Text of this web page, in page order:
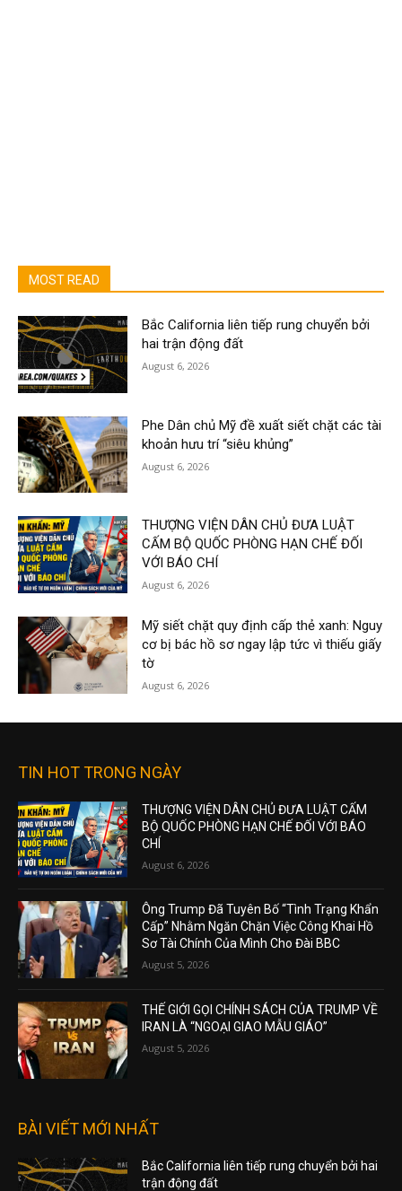
MOST READ
Bắc California liên tiếp rung chuyển bởi
hai trận động đất
August 6, 2026
Phe Dân chủ Mỹ đề xuất siết chặt các tài
khoản hưu trí “siêu khủng”
August 6, 2026
THƯỢNG VIỆN DÂN CHỦ ĐƯA LUẬT
CẤM BỘ QUỐC PHÒNG HẠN CHẾ ĐỐI
VỚI BÁO CHÍ
August 6, 2026
Mỹ siết chặt quy định cấp thẻ xanh: Nguy
cơ bị bác hồ sơ ngay lập tức vì thiếu giấy
tờ
August 6, 2026
TIN HOT TRONG NGÀY
THƯỢNG VIỆN DÂN CHỦ ĐƯA LUẬT CẤM
BỘ QUỐC PHÒNG HẠN CHẾ ĐỐI VỚI BÁO
CHÍ
August 6, 2026
Ông Trump Đã Tuyên Bố “Tình Trạng Khẩn
Cấp” Nhằm Ngăn Chặn Việc Công Khai Hồ
Sơ Tài Chính Của Mình Cho Đài BBC
August 5, 2026
THẾ GIỚI GỌI CHÍNH SÁCH CỦA TRUMP VỀ
IRAN LÀ “NGOẠI GIAO MẪU GIÁO”
August 5, 2026
BÀI VIẾT MỚI NHẤT
Bắc California liên tiếp rung chuyển bởi hai
trận động đất